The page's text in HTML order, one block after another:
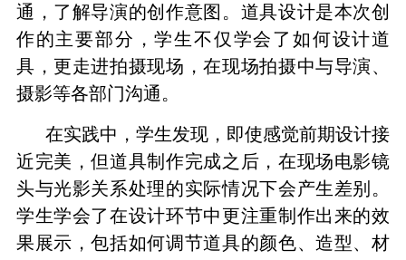
通，了解导演的创作意图。道具设计是本次创
作的主要部分，学生不仅学会了如何设计道
具，更走进拍摄现场，在现场拍摄中与导演、
摄影等各部门沟通。
在实践中，学生发现，即使感觉前期设计接
近完美，但道具制作完成之后，在现场电影镜
头与光影关系处理的实际情况下会产生差别。
学生学会了在设计环节中更注重制作出来的效
果展示，包括如何调节道具的颜色、造型、材